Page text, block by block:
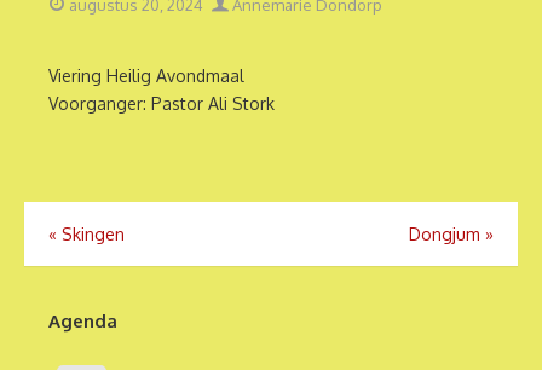
augustus 20, 2024 Annemarie Dondorp
Viering Heilig Avondmaal
Voorganger: Pastor Ali Stork
Bericht
navigatie
« Skingen Dongjum »
Agenda